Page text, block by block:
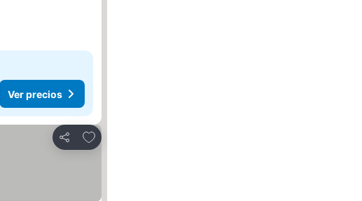
Ver precios
Compartir
Agregar a favoritos